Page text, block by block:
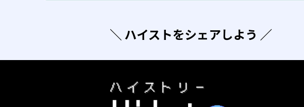
＼ ハイストをシェアしよう ／